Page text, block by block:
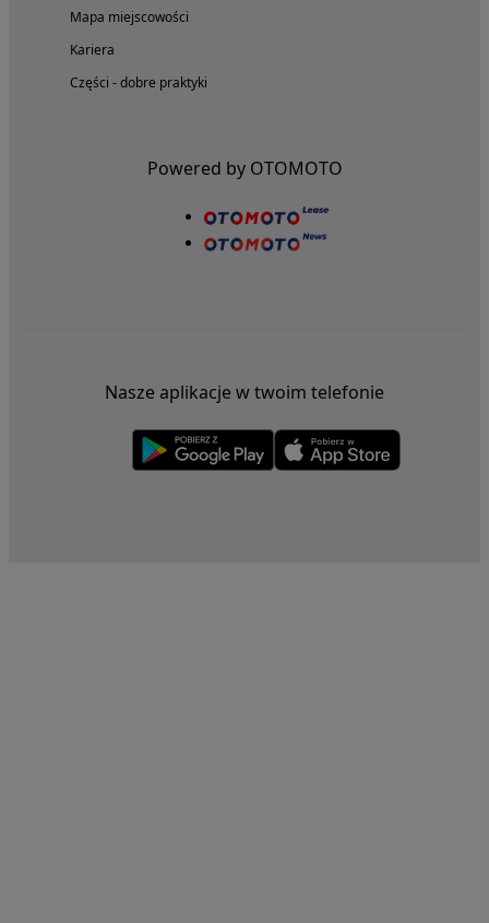
Mapa miejscowości
Kariera
Części - dobre praktyki
Powered by OTOMOTO
Nasze aplikacje w twoim telefonie